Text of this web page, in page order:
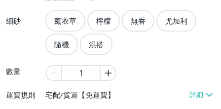
細砂 薰衣草 檸檬 無香 尤加利
隨機 混搭
數量
運費規則
宅配/貨運【免運費】